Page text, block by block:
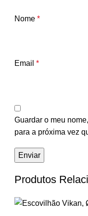
Nome *
Email *
Guardar o meu
para a próxima vez
Produtos